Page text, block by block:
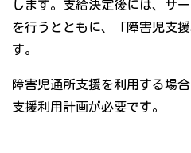
します。支給決定後には、サ
を行うとともに、「障害児支
す。
障害児通所支援を利用する場
支援利用計画が必要です。